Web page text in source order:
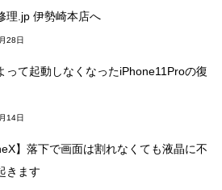
理.jp 伊勢崎本店へ
28日
って起動しなくなったiPhone11Proの復
14日
】落下で画面は割れなくても液晶に不
きます